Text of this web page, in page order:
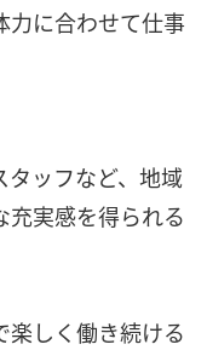
力に合わせて仕事
タッフなど、地域
充実感を得られる
楽しく働き続ける